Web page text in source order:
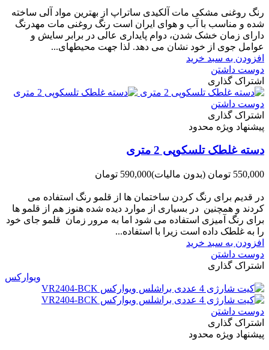
رنگ روغنی مشکی مات آلکیدی ساتراپ از بهترین مواد آلی ساخته
شده و مناسب با آب و هوای ایران است رنگ روغنی مات مهدرنگ
دارای زﻣﺎن ﺧﺸﮏ ﺷﺪن، دوام ﭘﺎﯾﺪاری عالی در ﺑﺮاﺑﺮ ﺳﺎﯾﺶ و
ﻋﻮاﻣﻞ ﺟﻮی از ﺧﻮد ﻧﺸﺎن ﻣﯽ دﻫﺪ. ﻟﺬا ﺟﻬﺖ ﻣﺤﯿﻄ‌‌ﻬﺎی...
افزودن به سبد خرید
دوست داشتن
اشتراک گذاری
دوست داشتن
اشتراک گذاری
پیشنهاد ویژه محدود
دسته غلطک تلسکوپی 2 متری
550,000 تومان (بدون مالیات)590,000 تومان
در قدیم برای رنگ کردن ساختمان ها از قلمو رنگ استفاده می
کردند و همچنین در بسیاری از موارد دیده شده هنوز هم از قلمو ها
برای رنگ آمیزی استفاده می شود اما به مرور زمان قلمو جای خود
را به غلطک داده است زیرا با استفاده...
افزودن به سبد خرید
دوست داشتن
اشتراک گذاری
ویوارکس
دوست داشتن
اشتراک گذاری
پیشنهاد ویژه محدود